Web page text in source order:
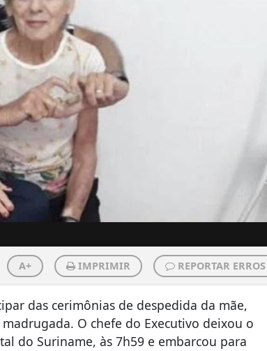
A+ IMPRIMIR REPORTAR ERROS
das cerimônias de despedida da mãe,
O chefe do Executivo deixou o
do Suriname, às 7h59 e embarcou para